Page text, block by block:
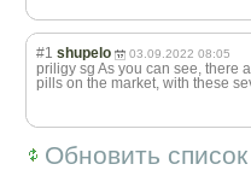
#1 shupelo 03.09.2022 08:05
priligy sg As you can see, there
pills on the market, with these
Обновить